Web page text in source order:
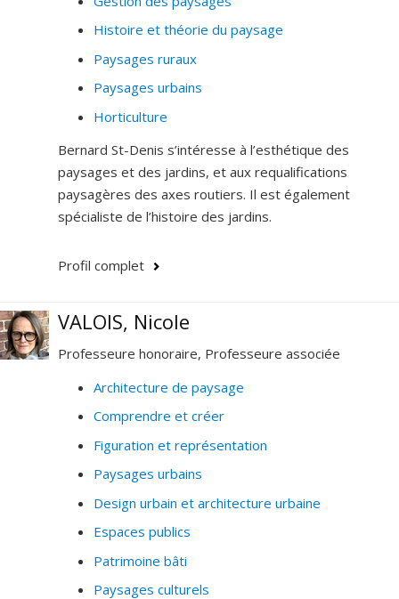
Histoire et théorie du paysage
Paysages ruraux
Paysages urbains
Horticulture
Bernard St-Denis s’intéresse à l’esthétique des
paysages et des jardins, et aux requalifications
paysagères des axes routiers. Il est également
spécialiste de l’histoire des jardins.
Profil complet
VALOIS, Nicole
Professeure honoraire, Professeure associée
Architecture de paysage
Comprendre et créer
Figuration et représentation
Paysages urbains
Design urbain et architecture urbaine
Espaces publics
Patrimoine bâti
Paysages culturels